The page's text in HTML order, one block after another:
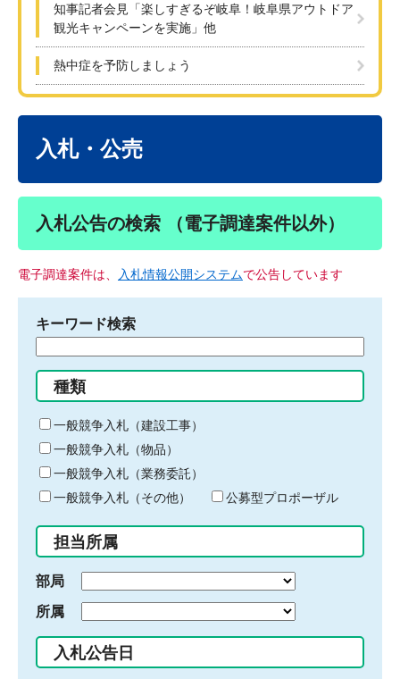
知事記者会見「楽しすぎるぞ岐阜！岐阜県アウトドア
観光キャンペーンを実施」他
熱中症を予防しましょう
入札・公売
入札公告の検索 （電子調達案件以外）
電子調達案件は、 入札情報公開システムで公告しています
キーワード検索
る
キ
ー
ワ
ー
ド
入
力
種類
一般競争入札（建設工事）
一般競争入札（物品）
一般競争入札（業務委託）
一般競争入札（その他）
公募型プロポーザル
担当所属
部局
所属
入札公告日